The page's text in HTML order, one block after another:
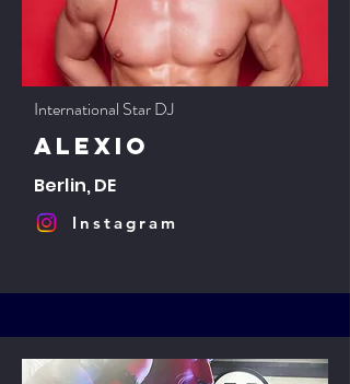
International Star DJ
Alexio
Berlin, DE
Instagram